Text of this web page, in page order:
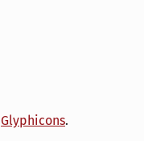
Glyphicons.